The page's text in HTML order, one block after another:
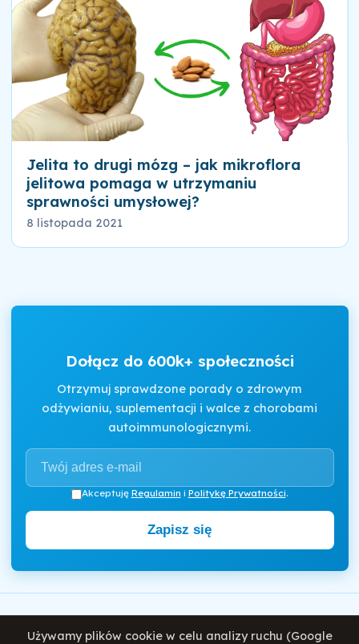
Jelita to drugi mózg – jak mikroflora
jelitowa pomaga w utrzymaniu
sprawności umysłowej?
8 listopada 2021
Dołącz do 600k+ społeczności
Otrzymuj sprawdzone porady o zdrowym
odżywianiu, suplementacji i walce z chorobami
autoimmunologicznymi.
Akceptuję Regulamin i Politykę Prywatności.
Zapisz się
Używamy plików cookie w celu analizy ruchu (Google